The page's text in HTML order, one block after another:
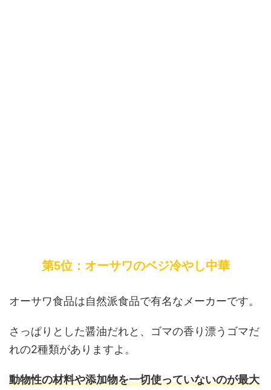
第5位：オーサワのベジ冷やし中華
オーサワ食品は自然派食品で有名なメーカーです。
さっぱりとした醤油だれと、ゴマの香り漂うゴマだ
れの2種類がありますよ。
動物性の材料や添加物を一切使っていないのが最大